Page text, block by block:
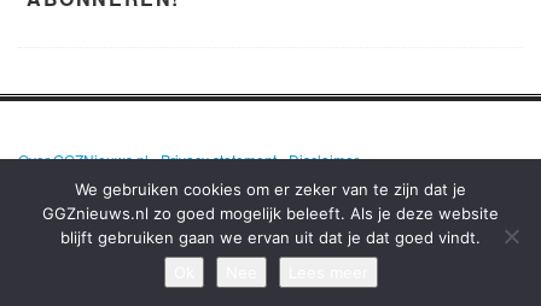
Over GGZNieuws.nl•Privacy statement•Disclaimer
GGZNIEUWS.NL – ELKE DAG HET NIEUWS OVER MENTALE GEZONDHEID
EN DE GGZ OP EEN RIJ!
We gebruiken cookies om er zeker van te zijn dat je
GGZnieuws.nl zo goed mogelijk beleeft. Als je deze website
blijft gebruiken gaan we ervan uit dat je dat goed vindt.